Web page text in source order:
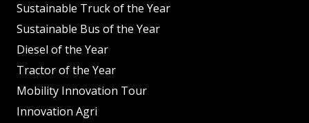
Sustainable Truck of the Year
Sustainable Bus of the Year
Diesel of the Year
Tractor of the Year
Mobility Innovation Tour
Innovation Agri